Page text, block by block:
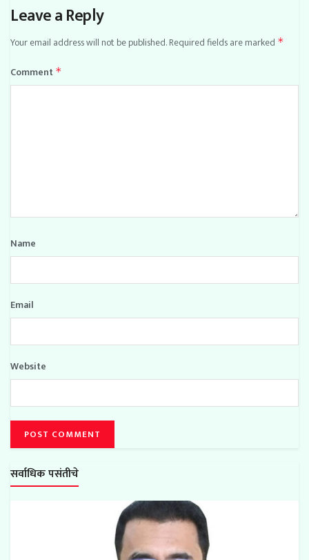
Leave a Reply
Your email address will not be published.Required fields are marked *
Comment *
Name
Email
Website
सर्वाधिक पसंतीचे